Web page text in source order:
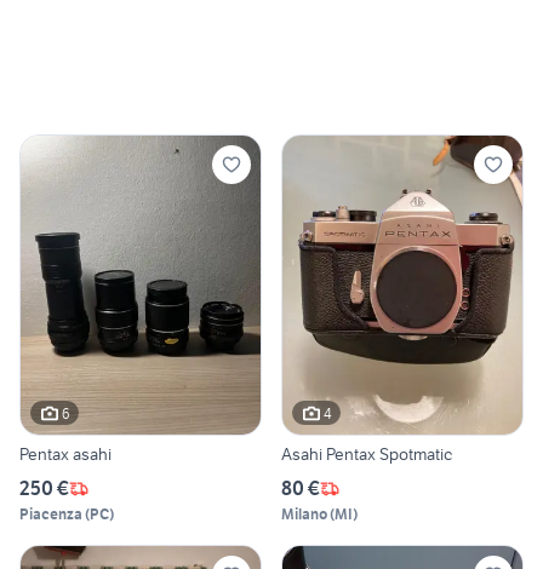
6
Pentax asahi
250 €
Piacenza (PC)
4
Asahi Pentax Spotmatic
80 €
Milano(MI)